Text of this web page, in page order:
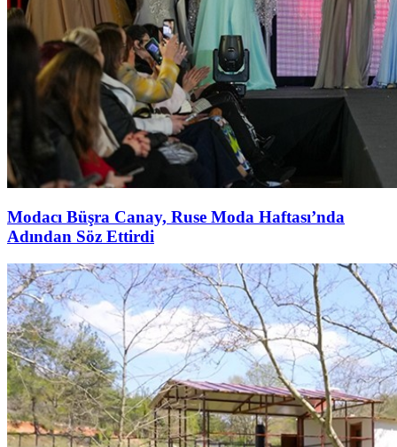
Modacı Büşra Canay, Ruse Moda Haftası’nda
Adından Söz Ettirdi